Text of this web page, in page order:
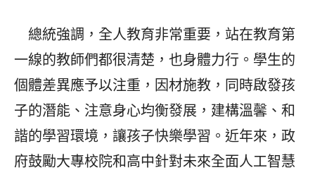
總統強調，全人教育非常重要，站在教育第
一線的教師們都很清楚，也身體力行。學生的
個體差異應予以注重，因材施教，同時啟發孩
子的潛能、注意身心均衡發展，建構溫馨、和
諧的學習環境，讓孩子快樂學習。近年來，政
府鼓勵大專校院和高中針對未來全面人工智慧